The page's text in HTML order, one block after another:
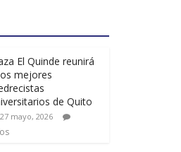
El Quinde reunirá
mejores
de Quito
27 mayo, 2026